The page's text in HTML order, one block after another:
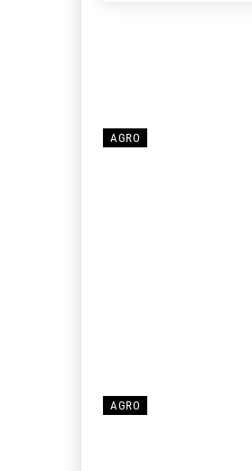
AGRO
AGRO